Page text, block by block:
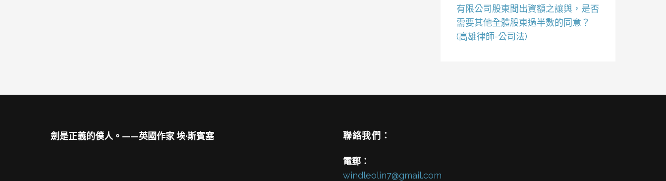
有限公司股東間出資額之讓與，是否
需要其他全體股東過半數的同意？
(高雄律師-公司法)
劍是正義的僕人。——英國作家 埃·斯賓塞 聯絡我們：
電郵：
windleolin7@gmail.com